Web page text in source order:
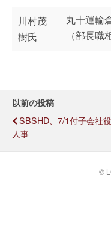
川村茂
樹氏
丸十運輸
（部長職
以前の投稿
SBSHD、7/1付子会社
人事
©